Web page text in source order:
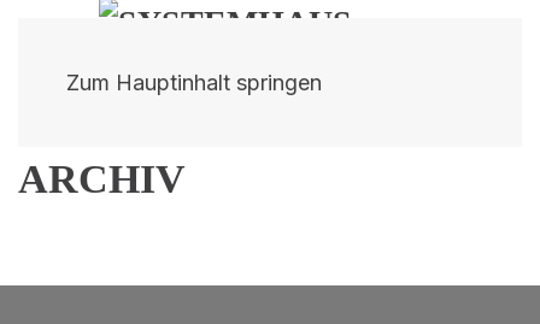
Zum Hauptinhalt springen
ARCHIV